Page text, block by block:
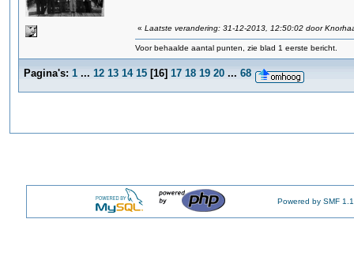
« Laatste verandering: 31-12-2013, 12:50:02 door
Voor behaalde aantal punten, zie blad 1 eerste bericht.
Pagina's: 1 ... 12 13 14 15 [16] 17 18 19 20 ... 68
Powered by SMF